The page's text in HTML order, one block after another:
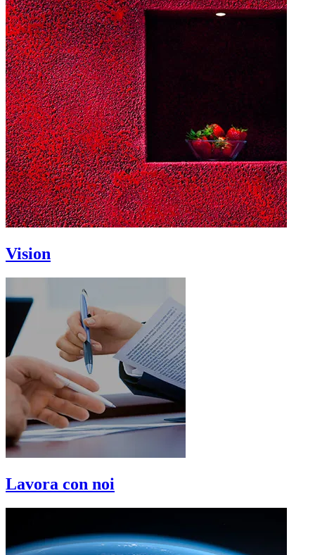
Vision
Lavora con noi